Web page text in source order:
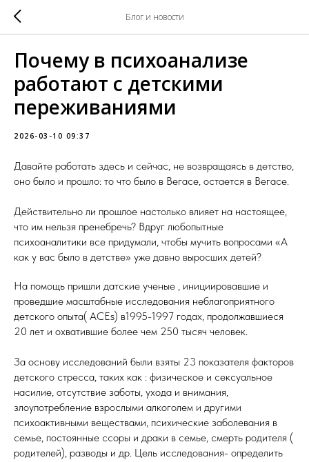
Блог и новости
Почему в психоанализе
работают с детскими
переживаниями
2026-03-10 09:37
Давайте работать здесь и сейчас, не возвращаясь в детство,
оно было и прошло: то что было в Вегасе, остается в Вегасе.
Действительно ли прошлое настолько влияет на настоящее,
что им нельзя пренебречь? Вдруг любопытные
психоаналитики все придумали, чтобы мучить вопросами «А
как у вас было в детстве» уже давно выросших детей?
На помощь пришли датские ученые , инициировавшие и
проведшие масштабные исследования неблагоприятного
детского опыта( ACEs) в1995-1997 годах, продолжавшиеся
20 лет и охватившие более чем 250 тысяч человек.
За основу исследований были взяты 23 показателя факторов
детского стресса, таких как : физическое и сексуальное
насилие, отсутствие заботы, ухода и внимания,
злоупотребление взрослыми алкоголем и другими
психоактивными веществами, психические заболевания в
семье, постоянные ссоры и драки в семье, смерть родителя (
родителей), разводы и др. Цель исследования- определить